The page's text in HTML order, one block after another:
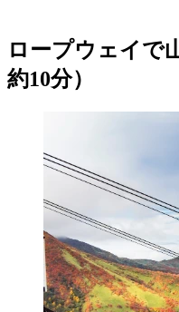
ロープウェイで
約10分）